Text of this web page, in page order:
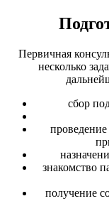
Первичная
несколько
сбор
знакомство
получение